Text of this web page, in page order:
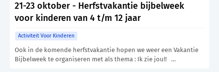
21-23 oktober - Herfstvakantie bijbelweek
voor kinderen van 4 t/m 12 jaar
Activiteit Voor Kinderen
Ook in de komende herfstvakantie hopen we weer een Vakantie
Bijbelweek te organiseren met als thema : Ik zie jou!! …